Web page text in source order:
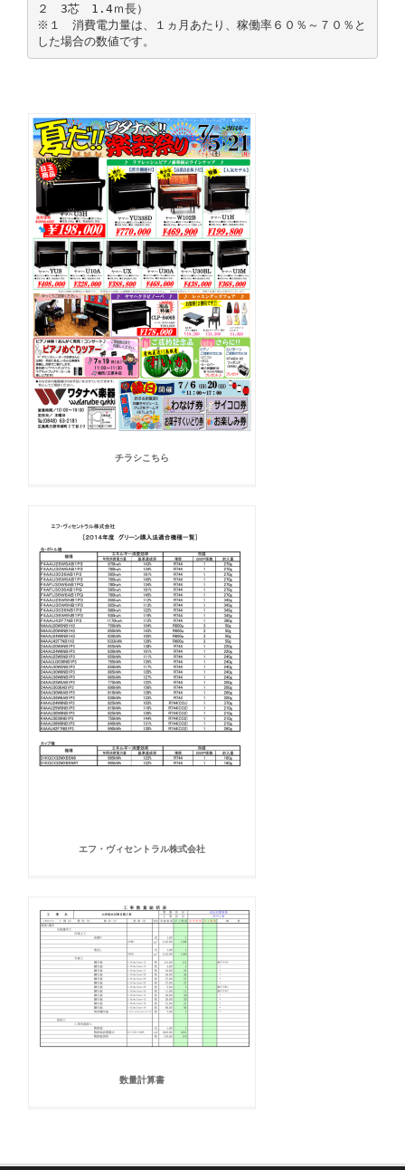
２ 3芯 1.4ｍ長）
※１ 消費電力量は、１ヵ月あたり、稼働率６０％～７０％と
チラシこちら
エフ・ヴィセントラル株式会社
数量計算書